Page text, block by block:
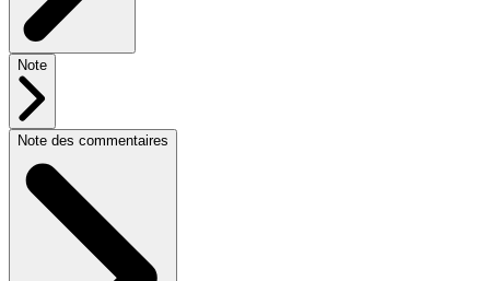
Note
Note des commentaires